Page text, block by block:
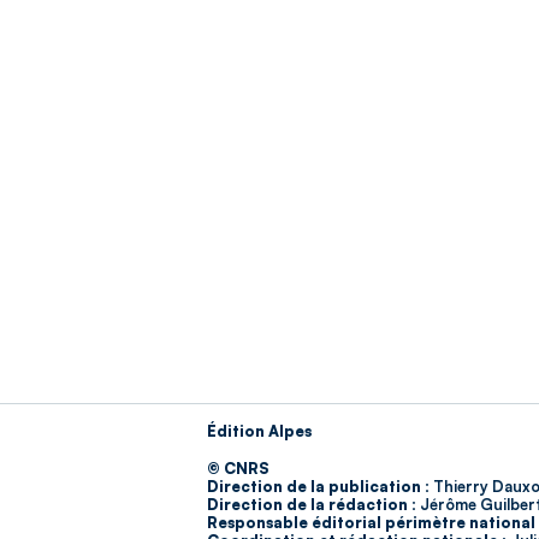
Édition Alpes
© CNRS
Direction de la publication : Thierry
Direction de la rédaction : Jérôme
Responsable éditorial périmètre national